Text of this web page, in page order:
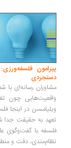
پیرامون
دستجردی
مشاوران رسانه‌ای
واقعیت‌هایی چون
ویلیامسن در اینجا
تعهد به حقیقت جدا
فلسفه با گفت‌وگوی
نظام‌مندی، دقت و